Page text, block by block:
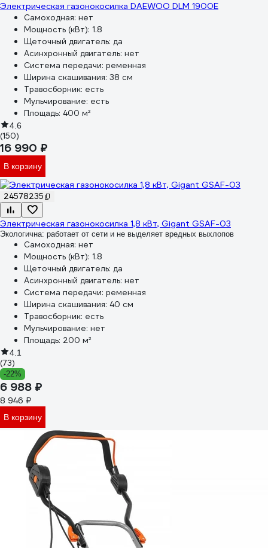
Электрическая газонокосилка DAEWOO DLM 1900E
Самоходная: нет
Мощность (кВт): 1.8
Щеточный двигатель: да
Асинхронный двигатель: нет
Система передачи: ременная
Ширина скашивания: 38 см
Травосборник: есть
Мульчирование: есть
Площадь: 400 м²
4.6
(150)
16 990 ₽
В корзину
24578235
Электрическая газонокосилка 1,8 кВт, Gigant GSAF-03
Экологична: работает от сети и не выделяет вредных выхлопов
Самоходная: нет
Мощность (кВт): 1.8
Щеточный двигатель: да
Асинхронный двигатель: нет
Система передачи: ременная
Ширина скашивания: 40 см
Травосборник: есть
Мульчирование: нет
Площадь: 200 м²
4.1
(73)
-22%
6 988 ₽
8 946 ₽
В корзину